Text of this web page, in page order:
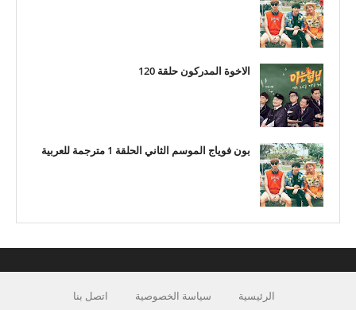
الاخوة المدركون حلقة 120
بون فوياج الموسم الثاني الحلقة 1 مترجمة للعربية
الرئيسية سياسة الخصوصية اتصل بنا